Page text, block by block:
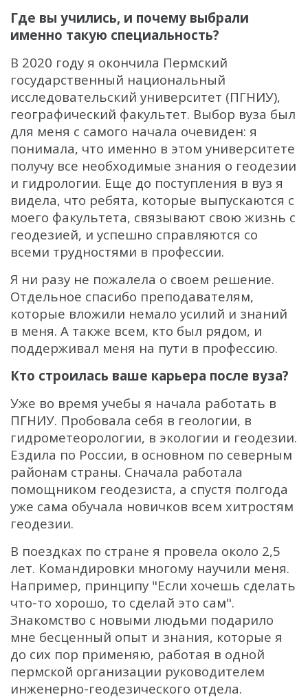
Где вы учились, и почему выбрали
именно такую специальность?
В 2020 году я окончила Пермский
государственный национальный
исследовательский университет (ПГНИУ),
географический факультет. Выбор вуза был
для меня с самого начала очевиден: я
понимала, что именно в этом университете
получу все необходимые знания о геодезии
и гидрологии. Еще до поступления в вуз я
видела, что ребята, которые выпускаются с
моего факультета, связывают свою жизнь с
геодезией, и успешно справляются со
всеми трудностями в профессии.
Я ни разу не пожалела о своем решение.
Отдельное спасибо преподавателям,
которые вложили немало усилий и знаний
в меня. А также всем, кто был рядом, и
поддерживал меня на пути в профессию.
Кто строилась ваше карьера после вуза?
Уже во время учебы я начала работать в
ПГНИУ. Пробовала себя в геологии, в
гидрометеорологии, в экологии и геодезии.
Ездила по России, в основном по северным
районам страны. Сначала работала
помощником геодезиста, а спустя полгода
уже сама обучала новичков всем хитростям
геодезии.
В поездках по стране я провела около 2,5
лет. Командировки многому научили меня.
Например, принципу "Если хочешь сделать
что-то хорошо, то сделай это сам".
Знакомство с новыми людьми подарило
мне бесценный опыт и знания, которые я
до сих пор применяю, работая в одной
пермской организации руководителем
инженерно-геодезического отдела.